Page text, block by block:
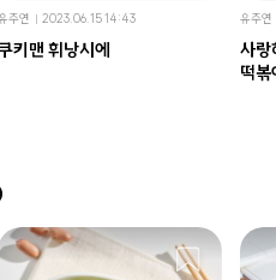
주연 2023.06.15 14:43
키맨 휘낭시에
유주연
사랑
떡볶